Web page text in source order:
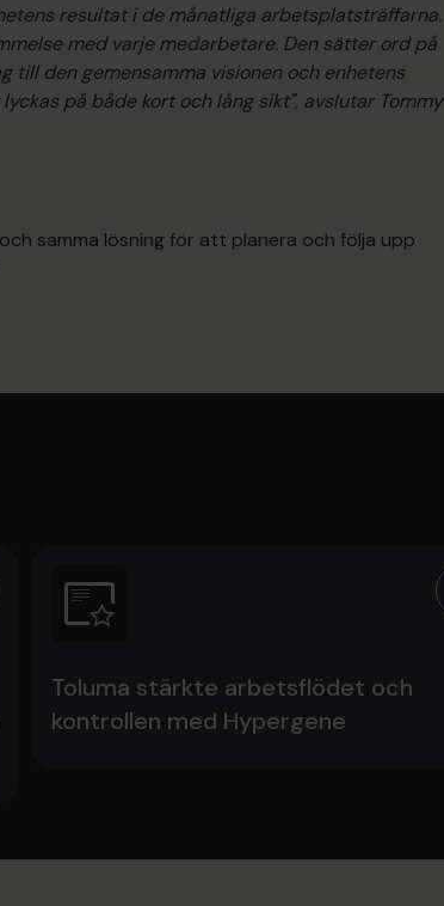
resultat i de månatliga arbetsplatsträffarna.
med varje medarbetare. Den sätter ord på
till den gemensamma visionen och enhetens
på både kort och lång sikt", avslutar Tommy
samma lösning för att planera och följa upp
Toluma stärkte arbetsflödet och
kontrollen med Hypergene